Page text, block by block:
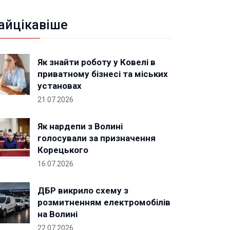
Як знайти роботу у Ковелі в
приватному бізнесі та міських
установах
21.07.2026
Як нардепи з Волині
голосували за призначення
Корецького
16.07.2026
ДБР викрило схему з
розмитненням електромобілів
на Волині
22.07.2026